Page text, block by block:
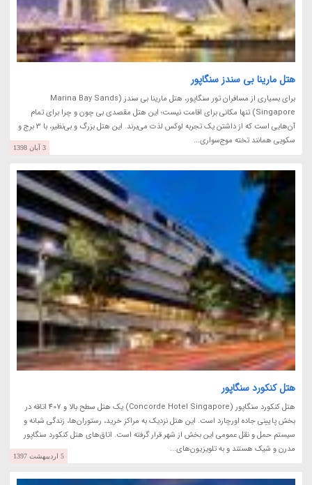
هتل مارینا بی سندز سنگاپور
برای بسیاری از مسافران تور سنگاپور، هتل مارینا بی سندز (Marina Bay Sands
Singapore) تنها مکانی برای اقامت نیست؛ این هتل مقصدی بی چون و چرا برای تمام
آن‌هایی است که از داشتن یک تجربه لوکس لذت می‌برند. این هتل بزرگ و بی‌نظیر، با 3 برج و
سکویی همانند تخته موج‌سواری...
3 آبان 1398
هتل کنکورد سنگاپور
هتل کنکورد سنگاپور (Concorde Hotel Singapore) یک هتل سطح بالا و 407 اتاقه در
بخش پایینی جاده اورچارد است. این هتل نزدیک به مراکز خرید، رستوران‌ها، زندگی شبانه و
سیستم حمل و نقل عمومی این بخش از شهر قرار گرفته است. اتاق‌های هتل کنکورد سنگاپور
مدرن و شیک هستند و به تلویزیون‌های...
5 اردیبهشت 1397